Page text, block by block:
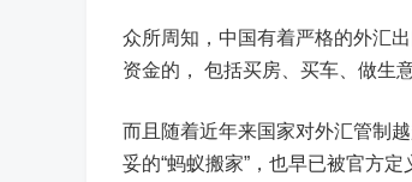
众所周知，中国有着严格的外汇
资金的， 包括买房、买车、做生
而且随着近年来国家对外汇管制
妥的“蚂蚁搬家”，也早已被官方定